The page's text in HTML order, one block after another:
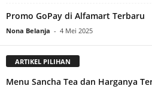
Promo GoPay di Alfamart Terbaru
Nona Belanja - 4 Mei 2025
ARTIKEL PILIHAN
Menu Sancha Tea dan Harganya